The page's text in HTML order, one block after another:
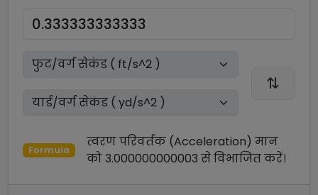
Formula
त्वरण परिवर्तक (Acceleration) मान
को3.000000000003 सेविभाजितकरें।